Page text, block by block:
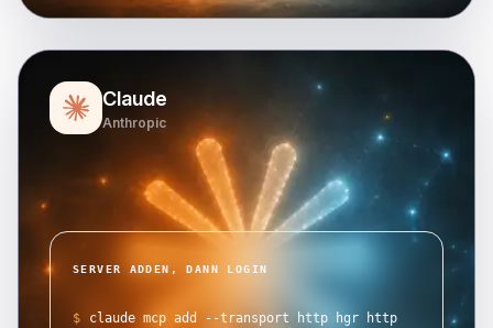
Claude
Anthropic
SERVER ADDEN, DANN LOGIN
$ claude mcp add --transport http hgr http